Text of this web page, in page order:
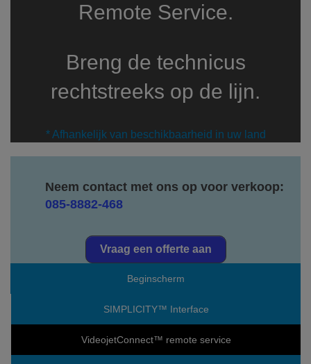
Remote Service.
Breng de technicus
rechtstreeks op de lijn.
* Afhankelijk van beschikbaarheid in uw land
Neem contact met ons op voor verkoop:
085-8882-468
Vraag een offerte aan
Beginscherm
SIMPLICITY™ Interface
VideojetConnect™ remote service